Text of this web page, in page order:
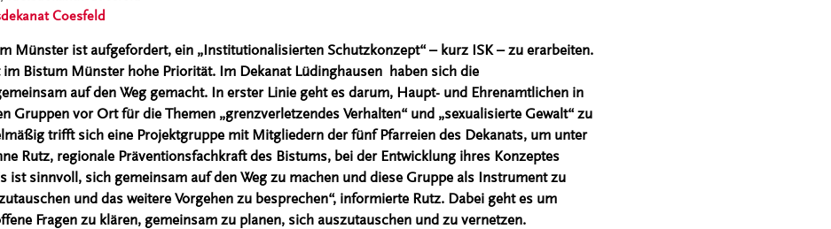
Coesfeld
Münster ist aufgefordert, ein „Institutionalisierten Schutzkonzept“ – kurz ISK – zu erarbeiten.
im Bistum Münster hohe Priorität. Im Dekanat Lüdinghausen haben sich die
auf den Weg gemacht. In erster Linie geht es darum, Haupt- und Ehrenamtlichen in
Gruppen vor Ort für die Themen „grenzverletzendes Verhalten“ und „sexualisierte Gewalt“ zu
trifft sich eine Projektgruppe mit Mitgliedern der fünf Pfarreien des Dekanats, um unter
Rutz, regionale Präventionsfachkraft des Bistums, bei der Entwicklung ihres Konzeptes
ist sinnvoll, sich gemeinsam auf den Weg zu machen und diese Gruppe als Instrument zu
und das weitere Vorgehen zu besprechen“, informierte Rutz. Dabei geht es um
Fragen zu klären, gemeinsam zu planen, sich auszutauschen und zu vernetzen.